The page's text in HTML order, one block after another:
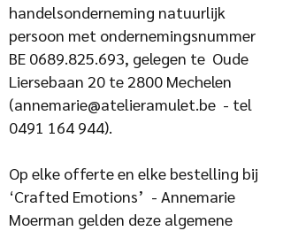
handelsonderneming natuurlijk
persoon met ondernemingsnummer
BE 0689.825.693, gelegen te Oude
Liersebaan 20 te 2800 Mechelen
(annemarie@atelieramulet.be - tel
0491 164 944).
Op elke offerte en elke bestelling bij
‘Crafted Emotions’ - Annemarie
Moerman gelden deze algemene